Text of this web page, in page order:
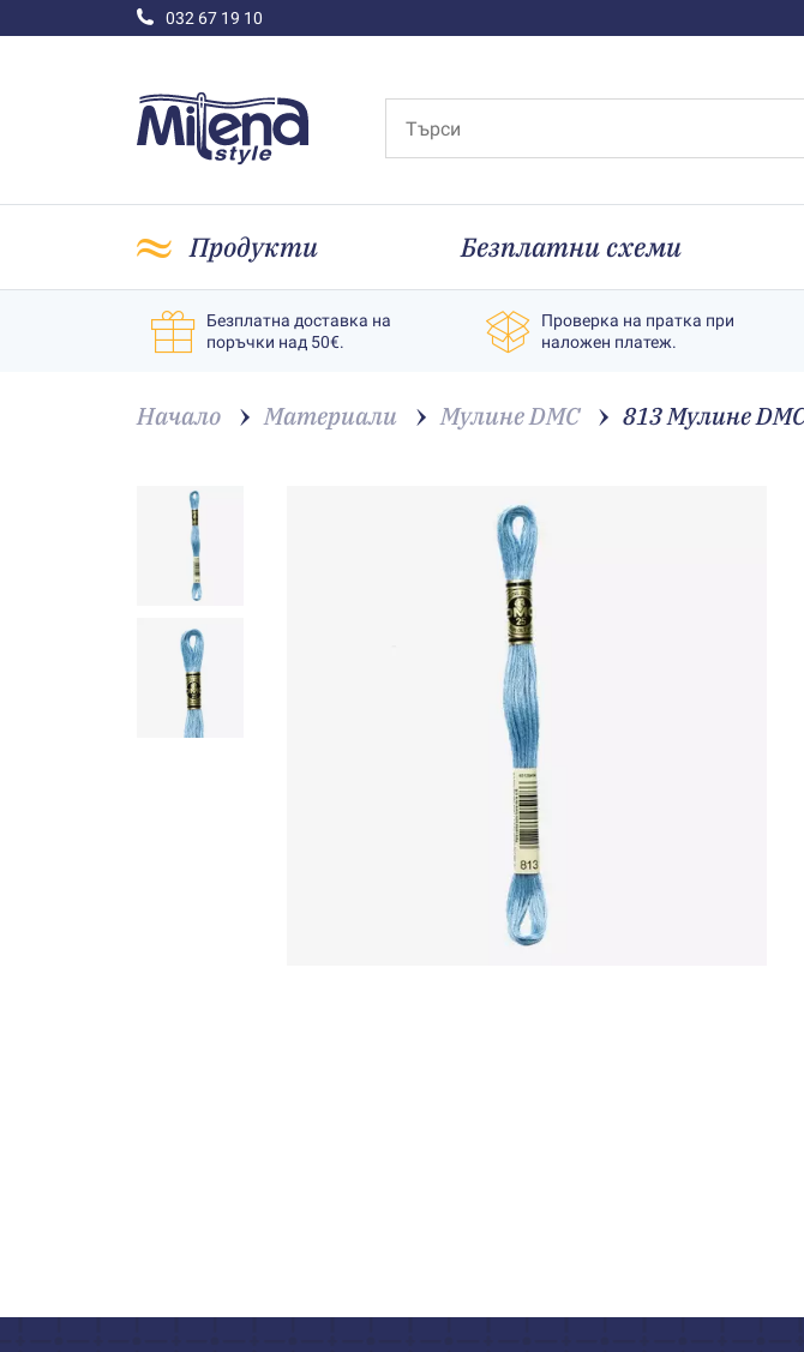
032 67 19 10
Продукти Безплатни схеми
Безплатна доставка на
поръчки над 50€.
Проверка на пратка при
наложен платеж.
Начало Материали Мулине DMC 813 Мулине